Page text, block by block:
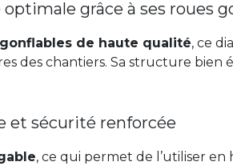
grâce à ses roues
de haute qualité, ce
des chantiers. Sa structure
et sécurité renforcée
, ce qui permet de l’utiliser